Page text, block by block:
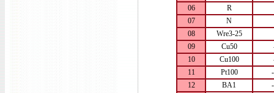
06
R
07
N
08
Wre3-25
09
Cu50
10
Cu100
11
Pt100
12
BA1